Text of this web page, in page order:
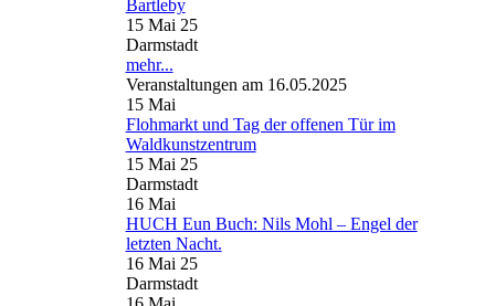
Bartleby
15 Mai 25
Darmstadt
mehr...
Veranstaltungen am 16.05.2025
15 Mai
Flohmarkt und Tag der offenen Tür im
Waldkunstzentrum
15 Mai 25
Darmstadt
16 Mai
HUCH Eun Buch: Nils Mohl – Engel der
letzten Nacht.
16 Mai 25
Darmstadt